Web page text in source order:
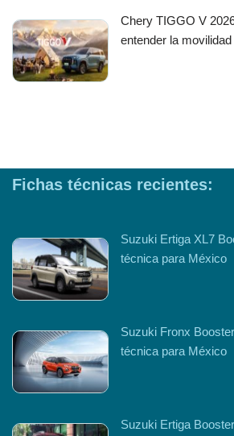
Chery TIGGO V
entender la
Fichas técnicas recientes:
Suzuki Ertiga XL7
técnica para México
Suzuki Fronx
técnica para México
Suzuki Ertiga